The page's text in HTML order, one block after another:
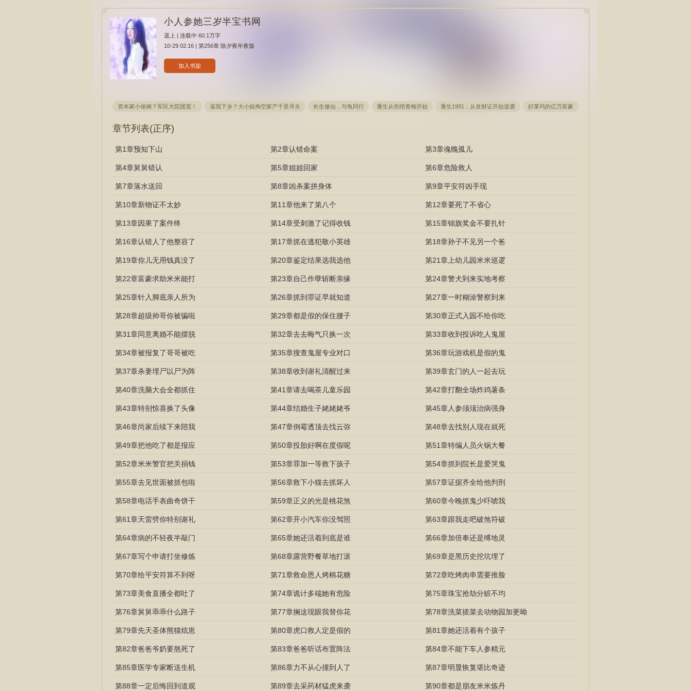
小人参她三岁半宝书网
遥上 | 连载中 60.1万字
10-29 02:16 | 第256章 除夕夜年夜饭
加入书架
资本家小保姆？军区大院团宠！ 逼我下乡？大小姐掏空家产千里寻夫 长生修仙，与龟同行 重生从拒绝青梅开始 重生1991：从发财证开始逆袭 好莱坞的亿万富豪
章节列表(正序)
第1章预知下山 第2章认错命案 第3章魂魄孤儿
第4章舅舅错认 第5章姐姐回家 第6章危险救人
第7章落水送回 第8章凶杀案拼身体 第9章平安符凶手现
第10章新物证不太妙 第11章他来了第八个 第12章要死了不省心
第13章因果了案件终 第14章受刺激了记得收钱 第15章锦旗奖金不要扎针
第16章认错人了他整容了 第17章抓在逃犯敬小英雄 第18章孙子不见另一个爸
第19章你儿无用钱真没了 第20章鉴定结果选我选他 第21章上幼儿园米米巡逻
第22章富豪求助米米能打 第23章自己作孽斩断亲缘 第24章警犬到来实地考察
第25章针入脚底亲人所为 第26章抓到罪证早就知道 第27章一时糊涂警察到来
第28章超级帅哥你被骗啦 第29章都是假的保住腰子 第30章正式入园不给你吃
第31章同意离婚不能摆脱 第32章去去晦气只换一次 第33章收到投诉吃人鬼屋
第34章被报复了哥哥被吃 第35章搜查鬼屋专业对口 第36章玩游戏机是假的鬼
第37章杀妻埋尸以尸为阵 第38章收到谢礼清醒过来 第39章玄门的人一起去玩
第40章洗脑大会全都抓住 第41章请去喝茶儿童乐园 第42章打翻全场炸鸡薯条
第43章特别惊喜换了头像 第44章结婚生子姥姥姥爷 第45章人参须须治病强身
第46章尚家后续下来陪我 第47章倒霉透顶去找云弥 第48章去找别人现在就死
第49章把他吃了都是报应 第50章投胎好啊在度假呢 第51章特编人员火锅大餐
第52章米米警官把关捐钱 第53章罪加一等救下孩子 第54章抓到院长是爱哭鬼
第55章去见世面被抓包啦 第56章救下小猫去抓坏人 第57章证据齐全给他判刑
第58章电话手表曲奇饼干 第59章正义的光是桃花煞 第60章今晚抓鬼少吓唬我
第61章天雷劈你特别谢礼 第62章开小汽车你没驾照 第63章跟我走吧破煞符破
第64章病的不轻夜半敲门 第65章她还活着到底是谁 第66章加倍奉还是缚地灵
第67章写个申请打坐修炼 第68章露营野餐草地打滚 第69章是黑历史挖坑埋了
第70章给平安符算不到呀 第71章救命恩人烤棉花糖 第72章吃烤肉串需要推脸
第73章美食直播全都吐了 第74章诡计多端她有危险 第75章珠宝抢劫分赃不均
第76章舅舅乖乖什么路子 第77章搁这现眼我替你花 第78章洗菜搓菜去动物园加更呦
第79章先天圣体熊猫炫崽 第80章虎口救人定是假的 第81章她还活着有个孩子
第82章爸爸爷奶要熬死了 第83章爸爸听话布置阵法 第84章不能下车人参精元
第85章医学专家断送生机 第86章力不从心撞到人了 第87章明显恢复堪比奇迹
第88章一定后悔回到道观 第89章去采药材猛虎来袭 第90章都是朋友米米炼丹